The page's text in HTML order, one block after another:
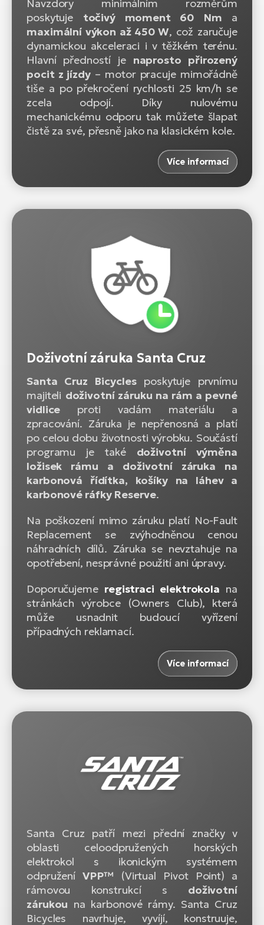
Navzdory minimálním rozměrům
poskytuje točivý moment 60 Nm a
maximální výkon až 450 W, což zaručuje
dynamickou akceleraci i v těžkém terénu.
Hlavní předností je naprosto přirozený
pocit z jízdy – motor pracuje mimořádně
tiše a po překročení rychlosti 25 km/h se
zcela odpojí. Díky nulovému
mechanickému odporu tak můžete šlapat
čistě za své, přesně jako na klasickém kole.
Více informací
Doživotní záruka Santa Cruz
Santa Cruz Bicyclesposkytuje prvnímu
majiteli doživotní záruku na rám a pevné
vidlice proti vadám materiálu a
zpracování. Záruka je nepřenosná a platí
po celou dobu životnosti výrobku. Součástí
programu je také doživotní výměna
ložisek rámu a doživotní záruka na
karbonová řídítka, košíky na láhev a
karbonové ráfky Reserve.
Na poškození mimo záruku platí No-Fault
Replacement se zvýhodněnou cenou
náhradních dílů. Záruka se nevztahuje na
opotřebení, nesprávné použití ani úpravy.
Doporučujeme registraci elektrokola na
stránkách výrobce (Owners Club), která
může usnadnit budoucí vyřízení
případných reklamací.
Více informací
Santa Cruz patří mezi přední značky v
oblasti celoodpružených horských
elektrokol s ikonickým systémem
odpruženíVPP™ (Virtual Pivot Point) a
rámovou konstrukcí s doživotní
zárukou na karbonové rámy. Santa Cruz
Bicycles navrhuje, vyvíjí, konstruuje,